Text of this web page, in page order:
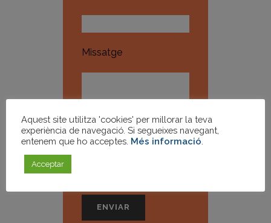
Missatge
Aquest site utilitza 'cookies' per millorar la teva
experiència de navegació. Si segueixes navegant,
entenem que ho acceptes. Més informació
Acceptar